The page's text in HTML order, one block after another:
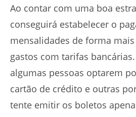
Ao contar com uma boa
conseguirá estabelecer o
mensalidades de forma
gastos com tarifas
algumas pessoas optarem
cartão de crédito e outras
tente emitir os boletos